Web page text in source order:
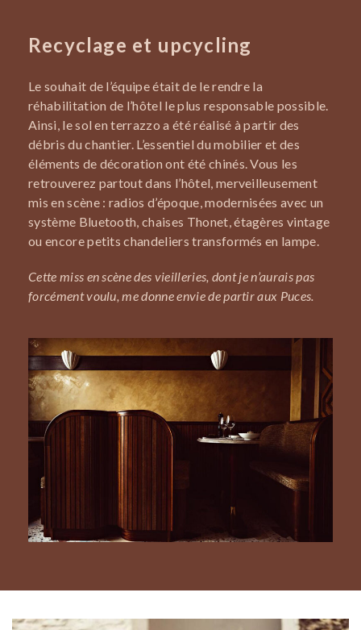
Recyclage et upcycling
Le souhait de l’équipe était de le rendre la
réhabilitation de l’hôtel le plus responsable possible.
Ainsi, le sol en terrazzo a été réalisé à partir des
débris du chantier. L’essentiel du mobilier et des
éléments de décoration ont été chinés. Vous les
retrouverez partout dans l’hôtel, merveilleusement
mis en scène : radios d’époque, modernisées avec un
système Bluetooth, chaises Thonet, étagères vintage
ou encore petits chandeliers transformés en lampe.
Cette miss en scène des vieilleries, dont je n’aurais pas
forcément voulu, me donne envie de partir aux Puces.